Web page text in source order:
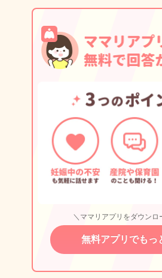
＼ママリアプリをダウンロ
無料アプリでもっ